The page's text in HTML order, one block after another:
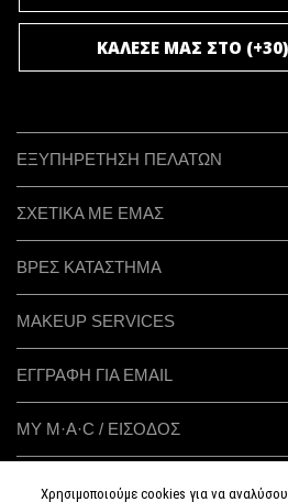
ΚΑΛΕΣΕ ΜΑΣ ΣΤΟ (+30)
ΕΞΥΠΗΡΕΤΗΣΗ ΠΕΛΑΤΩΝ
ΣΧΕΤΙΚΑ ΜΕ ΕΜΑΣ
ΒΡΕΣ ΚΑΤΑΣΤΗΜΑ
MAKEUP SERVICES
ΕΓΓΡΑΦΗ ΓΙΑ EMAIL
ΜΥ M·A·C / ΕΙΣΟΔΟΣ
Χρησιμοποιούμε cookies για να